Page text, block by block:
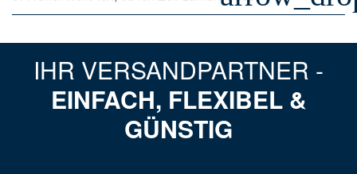
IHR VERSANDPARTNER -
EINFACH, FLEXIBEL &
GÜNSTIG